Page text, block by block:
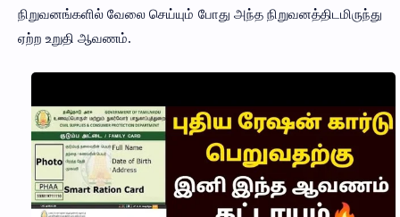
நிறுவனங்களில் வேலை செய்யும் போது அந்த நிறுவனத்திடமிருந்து
ஏற்ற உறுதி ஆவணம்.